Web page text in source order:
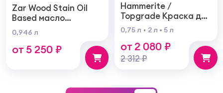
Zar Wood Stain Oil
Based масло
тонирующая по
дереву
0,946 л
от 5 250 ₽
Hammerite /
Topgrade Краска для
металла с
молотковым
эффектом
0,75 л 2 л 5 л
от 2 080 ₽
2 312 ₽